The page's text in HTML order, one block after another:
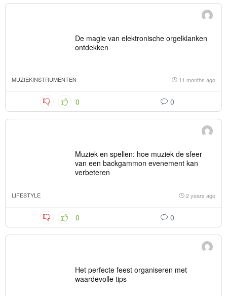
De magie van elektronische orgelklanken
ontdekken
MUZIEKINSTRUMENTEN 11 months ago
0 0
Muziek en spellen: hoe muziek de sfeer
van een backgammon evenement kan
verbeteren
LIFESTYLE 2 years ago
0 0
Het perfecte feest organiseren met
waardevolle tips